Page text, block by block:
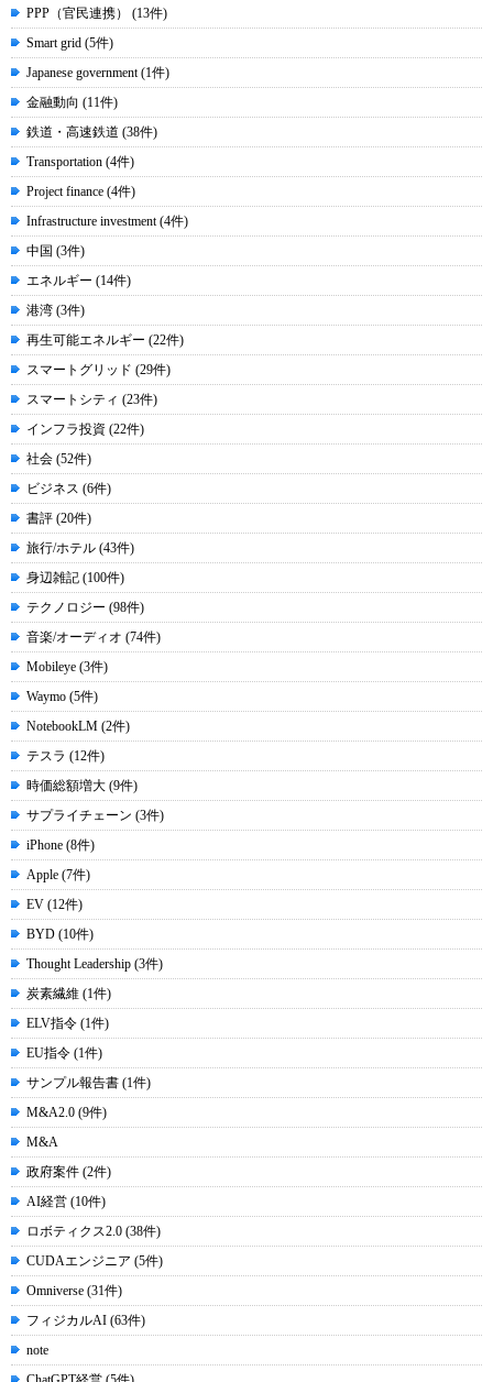
PPP（官民連携） (13件)
Smart grid (5件)
Japanese government (1件)
金融動向 (11件)
鉄道・高速鉄道 (38件)
Transportation (4件)
Project finance (4件)
Infrastructure investment (4件)
中国 (3件)
エネルギー (14件)
港湾 (3件)
再生可能エネルギー (22件)
スマートグリッド (29件)
スマートシティ (23件)
インフラ投資 (22件)
社会 (52件)
ビジネス (6件)
書評 (20件)
旅行/ホテル (43件)
身辺雑記 (100件)
テクノロジー (98件)
音楽/オーディオ (74件)
Mobileye (3件)
Waymo (5件)
NotebookLM (2件)
テスラ (12件)
時価総額増大 (9件)
サプライチェーン (3件)
iPhone (8件)
Apple (7件)
EV (12件)
BYD (10件)
Thought Leadership (3件)
炭素繊維 (1件)
ELV指令 (1件)
EU指令 (1件)
サンプル報告書 (1件)
M&A2.0 (9件)
M&A
政府案件 (2件)
AI経営 (10件)
ロボティクス2.0 (38件)
CUDAエンジニア (5件)
Omniverse (31件)
フィジカルAI (63件)
note